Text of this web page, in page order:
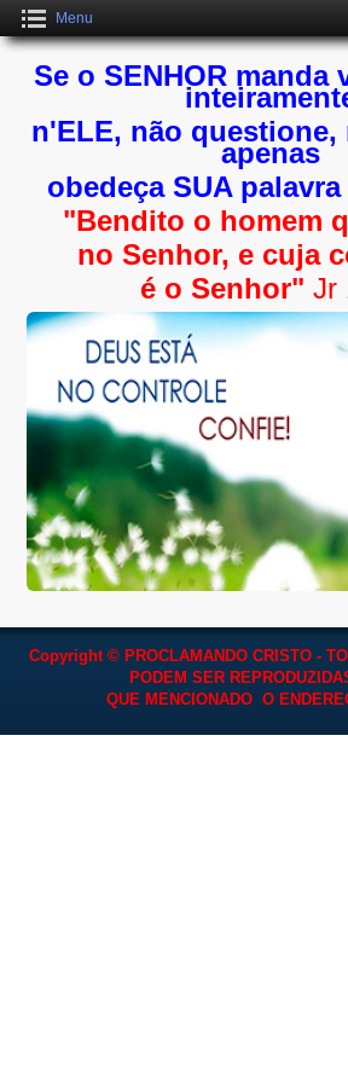
Menu
Se o SENHOR manda
n'ELE, não questione,
apenas
obedeça SUA palavra
"Bendito o homem
no Senhor, e cuja
é o Senhor" Jr
Copyright © PROCLAMANDO CRISTO -
PODEM SER
QUE MENCIONADO O